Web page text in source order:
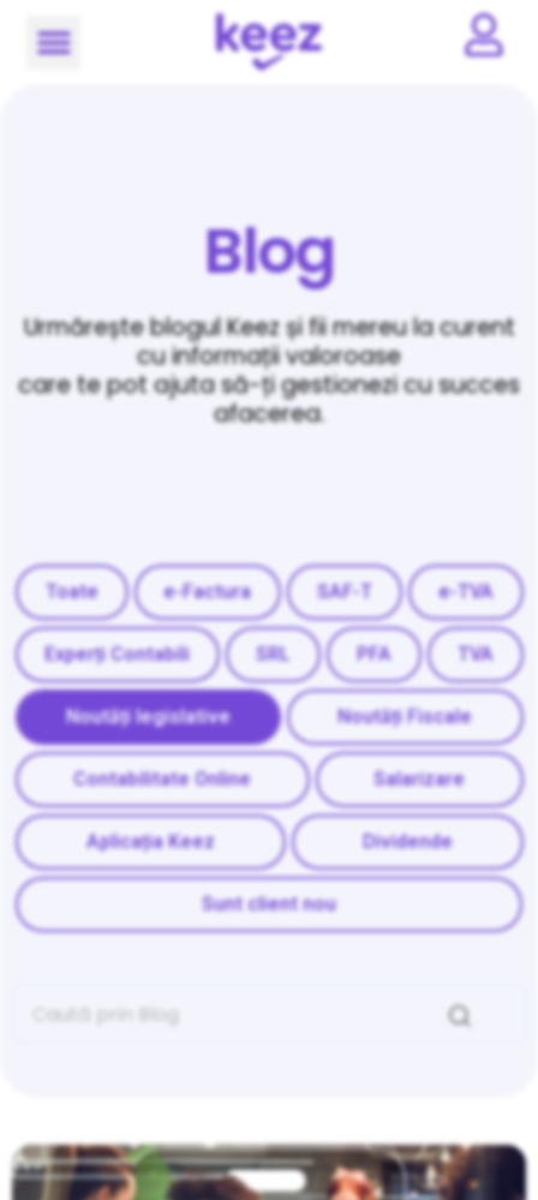
Blog
Urmărește blogul Keez și fii mereu la curent
cu informații valoroase
care te pot ajuta să-ți gestionezi cu succes
afacerea.
Toate e-Factura SAF-T e-TVA
Experți Contabili SRL PFA TVA
Noutăți legislative Noutăți Fiscale
Contabilitate Online Salarizare
Aplicația Keez Dividende
Sunt client nou